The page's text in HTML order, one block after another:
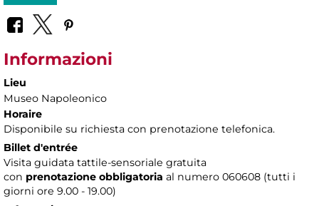
Informazioni
Lieu
Museo Napoleonico
Horaire
Disponibile su richiesta con prenotazione telefonica.
Billet d'entrée
Visita guidata tattile-sensoriale gratuita
con prenotazione obbligatoria al numero 060608 (tutti i
giorni ore 9.00 - 19.00)